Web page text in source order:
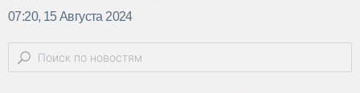
07:20, 15 Августа 2024